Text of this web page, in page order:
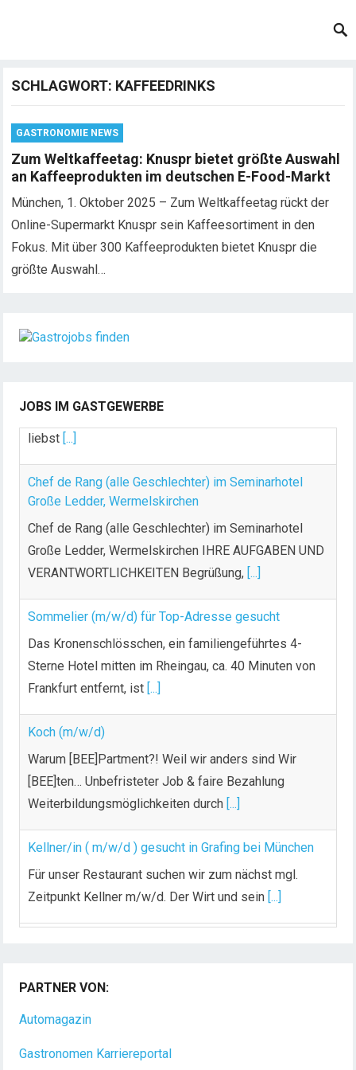
SCHLAGWORT: KAFFEEDRINKS
GASTRONOMIE NEWS
Zum Weltkaffeetag: Knuspr bietet größte Auswahl
an Kaffeeprodukten im deutschen E-Food-Markt
München, 1. Oktober 2025 – Zum Weltkaffeetag rückt der
Online-Supermarkt Knuspr sein Kaffeesortiment in den
Fokus. Mit über 300 Kaffeeprodukten bietet Knuspr die
größte Auswahl…
JOBS IM GASTGEWERBE
Konstanz
liebst[...]
Große Ledder, Wermelskirchen
Chef de Rang (alle Geschlechter) im Seminarhotel
Große Ledder, Wermelskirchen IHRE AUFGABEN UND
VERANTWORTLICHKEITEN Begrüßung,[...]
Das Kronenschlösschen, ein familiengeführtes 4-
Sterne Hotel mitten im Rheingau, ca. 40 Minuten von
Frankfurt entfernt, ist[...]
Warum [BEE]Partment?! Weil wir anders sind Wir
[BEE]ten… Unbefristeter Job & faire Bezahlung
Weiterbildungsmöglichkeiten durch [...]
Für unser Restaurant suchen wir zum nächst mgl.
Zeitpunkt Kellner m/w/d. Der Wirt und sein[...]
PARTNER VON:
Automagazin
Gastronomen Karriereportal